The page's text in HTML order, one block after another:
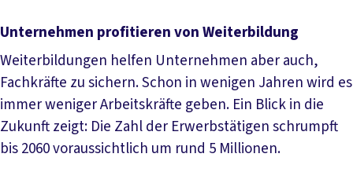
Unternehmen profitieren von Weiterbildung
Weiterbildungen helfen Unternehmen aber auch,
Fachkräfte zu sichern. Schon in wenigen Jahren wird es
immer weniger Arbeitskräfte geben. Ein Blick in die
Zukunft zeigt: Die Zahl der Erwerbstätigen schrumpft
bis 2060 voraussichtlich um rund 5 Millionen.